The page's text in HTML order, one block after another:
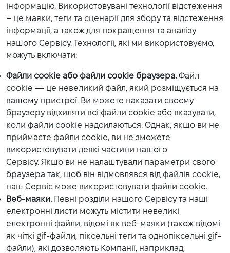
інформацію. Використовувані технології відстеження
– це маяки, теги та сценарії для збору та відстеження
інформації, а також для покращення та аналізу
нашого Сервісу. Технології, які ми використовуємо,
можуть включати:
Файли cookie або файли cookie браузера. Файл
cookie — це невеликий файл, який розміщується на
вашому пристрої. Ви можете наказати своєму
браузеру відхиляти всі файли cookie або вказувати,
коли файли cookie надсилаються. Однак, якщо ви не
приймаєте файли cookie, ви не зможете
використовувати деякі частини нашого
Сервісу. Якщо ви не налаштували параметри свого
браузера так, щоб він відмовлявся від файлів cookie,
наш Сервіс може використовувати файли cookie.
Веб-маяки. Певні розділи нашого Сервісу та наші
електронні листи можуть містити невеликі
електронні файли, відомі як веб-маяки (також відомі
як чіткі gif-файли, піксельні теги та однопіксельні gif-
файли), які дозволяють Компанії, наприклад,